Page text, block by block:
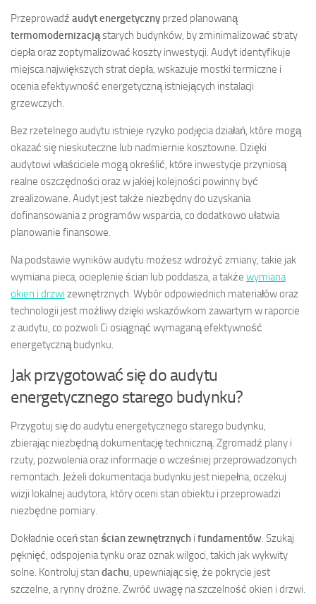
Przeprowadź audyt energetyczny przed planowaną
termomodernizacjąstarych budynków, by zminimalizować straty
ciepła oraz zoptymalizować koszty inwestycji. Audyt identyfikuje
miejsca największych strat ciepła, wskazuje mostki termiczne i
ocenia efektywność energetyczną istniejących instalacji
grzewczych.
Bez rzetelnego audytu istnieje ryzyko podjęcia działań, które mogą
okazać się nieskuteczne lub nadmiernie kosztowne. Dzięki
audytowi właściciele mogą określić, które inwestycje przyniosą
realne oszczędności oraz w jakiej kolejności powinny być
zrealizowane. Audyt jest także niezbędny do uzyskania
dofinansowania z programów wsparcia, co dodatkowo ułatwia
planowanie finansowe.
Na podstawie wyników audytu możesz wdrożyć zmiany, takie jak
wymiana pieca, ocieplenie ścian lub poddasza, a także wymiana
okien i drzwi zewnętrznych. Wybór odpowiednich materiałów oraz
technologii jest możliwy dzięki wskazówkom zawartym w raporcie
z audytu, co pozwoli Ci osiągnąć wymaganą efektywność
energetyczną budynku.
Jak przygotować się do audytu
energetycznego starego budynku?
Przygotuj się do audytu energetycznego starego budynku,
zbierając niezbędną dokumentację techniczną. Zgromadź plany i
rzuty, pozwolenia oraz informacje o wcześniej przeprowadzonych
remontach. Jeżeli dokumentacja budynku jest niepełna, oczekuj
wizji lokalnej audytora, który oceni stan obiektu i przeprowadzi
niezbędne pomiary.
Dokładnie oceń stan ścian zewnętrznych i fundamentów . Szukaj
pęknięć, odspojenia tynku oraz oznak wilgoci, takich jak wykwity
solne. Kontroluj stan dachu , upewniając się, że pokrycie jest
szczelne, a rynny drożne. Zwróć uwagę na szczelność okien i drzwi.